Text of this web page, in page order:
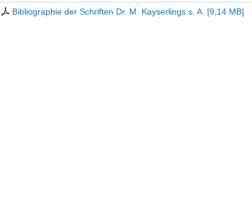
Bibliographie der Schriften Dr. M. Kayserlings s. A. [9,14 MB]